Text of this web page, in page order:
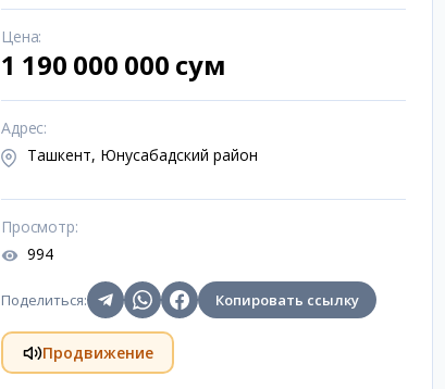
Цена:
1 190 000 000 сум
Адрес:
Ташкент, Юнусабадский район
Просмотр:
994
Поделиться: Копировать ссылку
Продвижение